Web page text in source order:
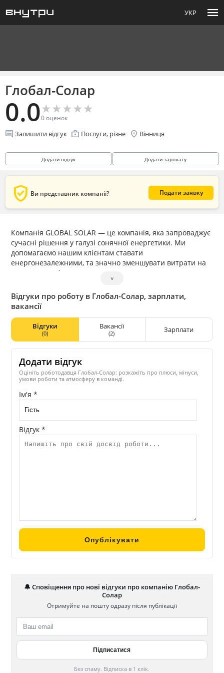
УКР menu
Глобал-Солар
0.0★
★★
★★
★★
★★
★
0оценок
comment Залишити відгук enterprise Послуги, різне location_on Вінниця
Додати відгук Додати зарплату
verified_user Ви представник компанії? Подати заявку
Компанія GLOBAL SOLAR — це компанія, яка запроваджує
сучасні рішення у галузі сонячної енергетики. Ми
допомагаємо нашим клієнтам ставати
енергонезалежними, та значно зменшувати витрати на
електроенергію.
Компанія займається встановленням сонячних станцій
для бізнесу та побутових споживачів. Окрім
проектування та встановлення сонячних станцій,
˅
Відгуки про роботу в Глобал-Солар, зарплати,
вакансії
Відгуки
(0)
Вакансії
(2) Зарплати
Додати відгук
Оцініть роботодавця Глобал-Солар: розкажіть про плюси, мінуси,
умови роботи та атмосферу в команді.
Ім'я *
Відгук *
🔔 Сповіщення про нові відгуки про компанію Глобал-
Солар
Отримуйте на пошту одразу після публікації
Без спаму. Відписка в 1 клік.